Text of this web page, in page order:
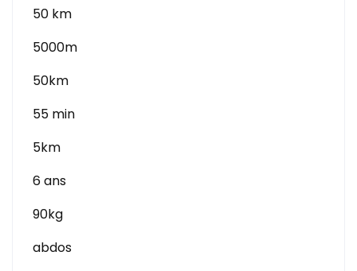
50 km
5000m
50km
55 min
5km
6 ans
90kg
abdos